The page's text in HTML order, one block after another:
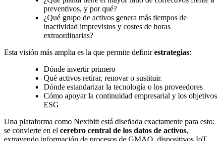
preventivos, y por qué?
¿Qué grupo de activos genera más tiempos de
inactividad imprevistos y costes de horas
extraordinarias?
Esta visión más amplia es la que permite definirestrategias:
Dónde invertir primero
Qué activos retirar, renovar o sustituir.
Dónde estandarizar la tecnología o los proveedores
Cómo apoyar la continuidad empresarial y los objetivos
ESG
Una plataforma como Nextbitt está diseñada exactamente para esto:
se convierte en el cerebro central de los datos de activos,
extrayendo información de procesos de GMAO, dispositivos IoT,